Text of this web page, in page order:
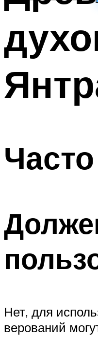
ПЛАВАНЬЕ ДЛЯ
ПЛАВАНЬЕ ДЛЯ
ОЧИСТКА
Нет, для
верований